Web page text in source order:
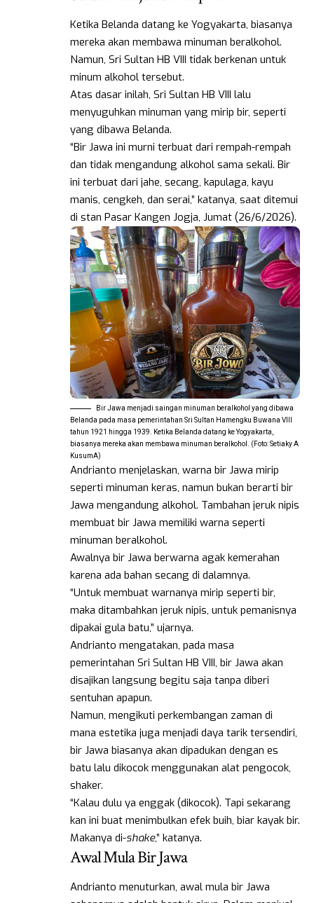
Ketika Belanda datang ke Yogyakarta, biasanya
mereka akan membawa minuman beralkohol.
Namun, Sri Sultan HB VIII tidak berkenan untuk
minum alkohol tersebut.
Atas dasar inilah, Sri Sultan HB VIII lalu
menyuguhkan minuman yang mirip bir, seperti
yang dibawa Belanda.
“Bir Jawa ini murni terbuat dari rempah-rempah
dan tidak mengandung alkohol sama sekali. Bir
ini terbuat dari jahe, secang, kapulaga, kayu
manis, cengkeh, dan serai,” katanya, saat ditemui
di stan Pasar Kangen Jogja, Jumat (26/6/2026).
Bir Jawa menjadi saingan minuman beralkohol yang dibawa
Belanda pada masa pemerintahan Sri Sultan Hamengku Buwana VIII
tahun 1921 hingga 1939. Ketika Belanda datang ke Yogyakarta,
biasanya mereka akan membawa minuman beralkohol. (Foto: Setiaky A
KusumA)
Andrianto menjelaskan, warna bir Jawa mirip
seperti minuman keras, namun bukan berarti bir
Jawa mengandung alkohol. Tambahan jeruk nipis
membuat bir Jawa memiliki warna seperti
minuman beralkohol.
Awalnya bir Jawa berwarna agak kemerahan
karena ada bahan secang di dalamnya.
“Untuk membuat warnanya mirip seperti bir,
maka ditambahkan jeruk nipis, untuk pemanisnya
dipakai gula batu,” ujarnya.
Andrianto mengatakan, pada masa
pemerintahan Sri Sultan HB VIII, bir Jawa akan
disajikan langsung begitu saja tanpa diberi
sentuhan apapun.
Namun, mengikuti perkembangan zaman di
mana estetika juga menjadi daya tarik tersendiri,
bir Jawa biasanya akan dipadukan dengan es
batu lalu dikocok menggunakan alat pengocok,
shaker.
“Kalau dulu ya enggak (dikocok). Tapi sekarang
kan ini buat menimbulkan efek buih, biar kayak bir.
Makanya di-shake,” katanya.
Awal Mula Bir Jawa
Andrianto menuturkan, awal mula bir Jawa